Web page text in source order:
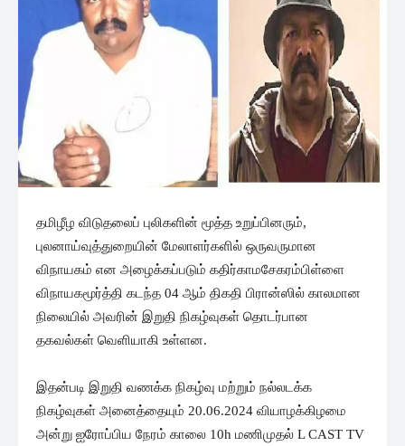
தமிழீழ விடுதலைப் புலிகளின் மூத்த உறுப்பினரும்,
புலனாய்வுத்துறையின் மேலாளர்களில் ஒருவருமான
விநாயகம் என அழைக்கப்படும் கதிர்காமசேகரம்பிள்ளை
விநாயகமூர்த்தி கடந்த 04 ஆம் திகதி பிரான்ஸில் காலமான
நிலையில் அவரின் இறுதி நிகழ்வுகள் தொடர்பான
தகவல்கள் வெளியாகி உள்ளன.
இதன்படி இறுதி வணக்க நிகழ்வு மற்றும் நல்லடக்க
நிகழ்வுகள் அனைத்தையும் 20.06.2024 வியாழக்கிழமை
அன்று ஐரோப்பிய நேரம் காலை 10h மணிமுதல் L CAST TV